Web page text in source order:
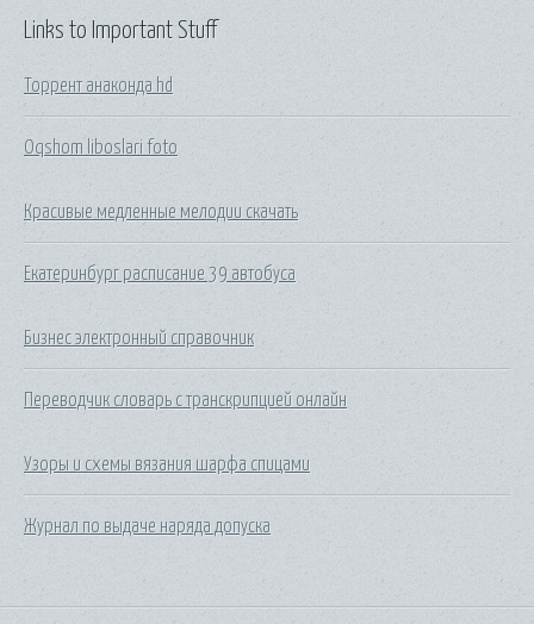
Links to Important Stuff
Торрент анаконда hd
Oqshom liboslari foto
Красивые медленные мелодии скачать
Екатеринбург расписание 39 автобуса
Бизнес электронный справочник
Переводчик словарь с транскрипцией онлайн
Узоры и схемы вязания шарфа спицами
Журнал по выдаче наряда допуска